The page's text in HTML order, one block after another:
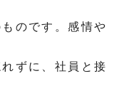
のです。感情や
ずに、社員と接